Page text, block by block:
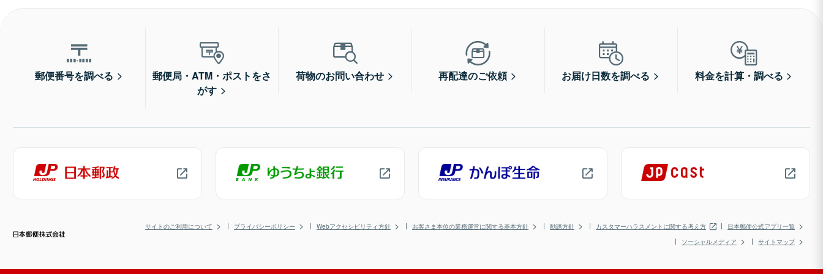
郵便番号を調べる
郵便局・ATM・ポストをさ
がす
荷物のお問い合わせ 再配達のご依頼 お届け日数を調べる 料金を計算・調べる
サイトのご利用について プライバシーポリシー Webアクセシビリティ方針 お客さま本位の業務運営に関する基本方針 勧誘方針 カスタマーハラスメントに関する考え方
日本郵便公式アプリ一覧
ソーシャルメディア
サイトマップ